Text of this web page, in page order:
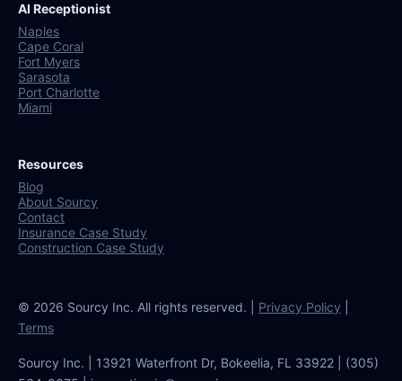
AI Receptionist
Naples
Cape Coral
Fort Myers
Sarasota
Port Charlotte
Miami
Resources
Blog
About Sourcy
Contact
Insurance Case Study
Construction Case Study
© 2026 Sourcy Inc. All rights reserved. | Privacy Policy
Terms
Sourcy Inc. | 13921 Waterfront Dr, Bokeelia, FL 33922 | (305)